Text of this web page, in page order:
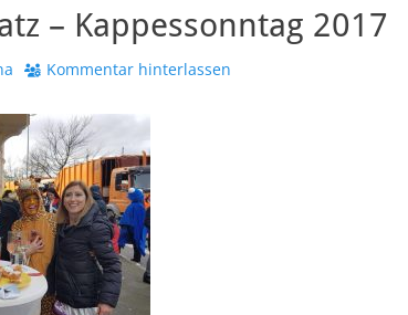
– Kappessonntag 2017
Kommentar hinterlassen